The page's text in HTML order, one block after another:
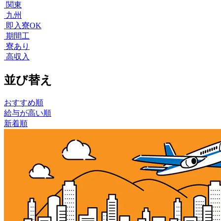
関東
九州
即入寮OK
期間工
寮あり
高収入
並び替え
おすすめ順
給与が高い順
新着順